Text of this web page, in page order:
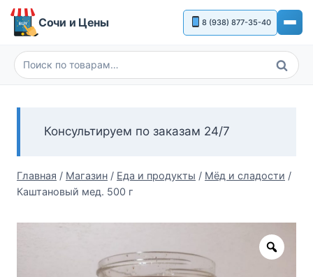
Перейти
Сочи и Цены 8 (938) 877-35-40
Искать:
Поиск
Консультируем по заказам 24/7
Главная / Магазин / Еда и продукты / Мёд и сладости /
Каштановый мед. 500 г
Zoom